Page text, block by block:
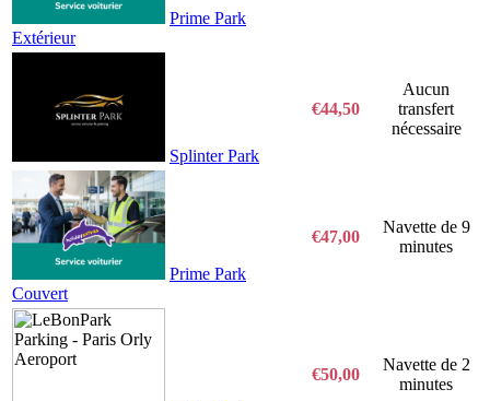
Prime Park
Extérieur
Splinter Park
€44,50
Aucun
transfert
nécessaire
Prime Park
Couvert
€47,00
Navette de 9
minutes
€50,00
Navette de 2
minutes